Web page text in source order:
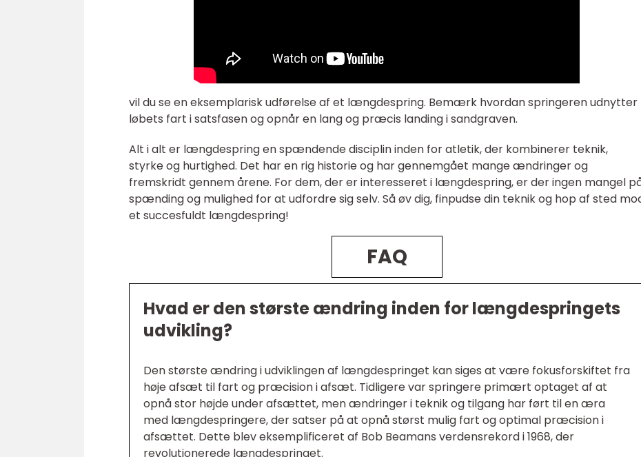
vil du se en eksemplarisk udførelse af et længdespring. Bemærk hvordan springeren udnytter
løbets fart i satsfasen og opnår en lang og præcis landing i sandgraven.
Alt i alt er længdespring en spændende disciplin inden for atletik, der kombinerer teknik,
styrke og hurtighed. Det har en rig historie og har gennemgået mange ændringer og
fremskridt gennem årene. For dem, der er interesseret i længdespring, er der ingen mangel
spænding og mulighed for at udfordre sig selv. Så øv dig, finpudse din teknik og hop af sted
et succesfuldt længdespring!
FAQ
Hvad er den største ændring inden for længdespringets
udvikling?
Den største ændring i udviklingen af længdespringet kan siges at være fokusforskiftet fra
høje afsæt til fart og præcision i afsæt. Tidligere var springere primært optaget af at
opnå stor højde under afsættet, men ændringer i teknik og tilgang har ført til en æra
med længdespringere, der satser på at opnå størst mulig fart og optimal præcision i
afsættet. Dette blev eksemplificeret af Bob Beamans verdensrekord i 1968, der
revolutionerede længdespringet.